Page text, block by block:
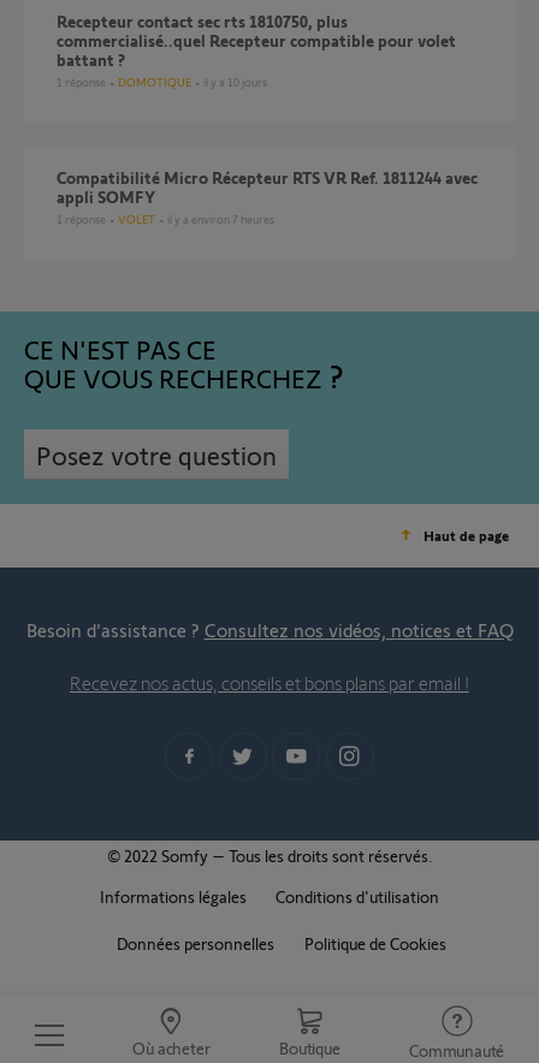
Où acheter Boutique Communauté
Recepteur contact sec rts 1810750, plus
commercialisé..quel Recepteur compatible pour volet
battant ?
1 réponse DOMOTIQUE il y a 10 jours
compatibilité Micro Récepteur RTS VR Ref. 1811244 avec
appli SOMFY
1 réponse VOLET il y a environ 7 heures
CE N'EST PAS CE
QUE VOUS RECHERCHEZ
Posez votre question
Haut de page
Besoin d’assistance ? Consultez nos vidéos, notices et FAQ
Recevez nos actus, conseils et bons plans par email !
© 2022 Somfy – Tous les droits sont réservés.
Informations légales
Conditions d'utilisation
Données personnelles Politique de Cookies